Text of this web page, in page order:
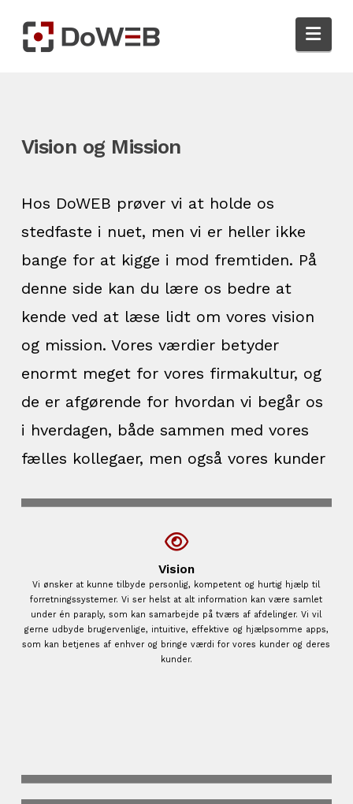
Vision og Mission
Hos DoWEB prøver vi at holde os
stedfaste i nuet, men vi er heller ikke
bange for at kigge i mod fremtiden. På
denne side kan du lære os bedre at
kende ved at læse lidt om vores vision
og mission. Vores værdier betyder
enormt meget for vores firmakultur, og
de er afgørende for hvordan vi begår os
i hverdagen, både sammen med vores
fælles kollegaer, men også vores kunder
Vision
Vi ønsker at kunne tilbyde personlig, kompetent og hurtig hjælp til
forretningssystemer. Vi ser helst at alt information kan være samlet
under én paraply, som kan samarbejde på tværs af afdelinger. Vi vil
gerne udbyde brugervenlige, intuitive, effektive og hjælpsomme apps,
som kan betjenes af enhver og bringe værdi for vores kunder og deres
kunder.